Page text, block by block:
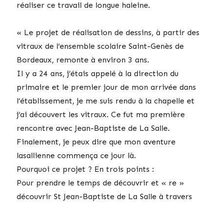
réaliser ce travail de longue haleine.
« Le projet de réalisation de dessins, à partir des
vitraux de l’ensemble scolaire Saint-Genès de
Bordeaux, remonte à environ 3 ans.
Il y a 24 ans, j’étais appelé à la direction du
primaire et le premier jour de mon arrivée dans
l’établissement, je me suis rendu à la chapelle et
j’ai découvert les vitraux. Ce fut ma première
rencontre avec Jean-Baptiste de La Salle.
Finalement, je peux dire que mon aventure
lasallienne commença ce jour là.
Pourquoi ce projet ? En trois points :
Pour prendre le temps de découvrir et « re »
découvrir St Jean-Baptiste de La Salle à travers